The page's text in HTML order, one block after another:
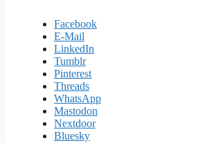
Facebook
E-Mail
LinkedIn
Tumblr
Pinterest
Threads
WhatsApp
Mastodon
Nextdoor
Bluesky